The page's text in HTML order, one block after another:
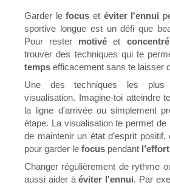
Garder lefocus et éviter l'ennui
sportive longue est un défi que
Pour rester motivéet concentré
trouver des techniques qui te
temps efficacement sans te laisser
Une des techniques les
visualisation. Imagine-toi atteindre
la ligne d'arrivée ou simplement
étape. La visualisation te permet
de maintenir un état d’esprit
pour garder le focus pendant l’effort
Changer régulièrement de rythme
aussi aider àéviter l'ennui. Par